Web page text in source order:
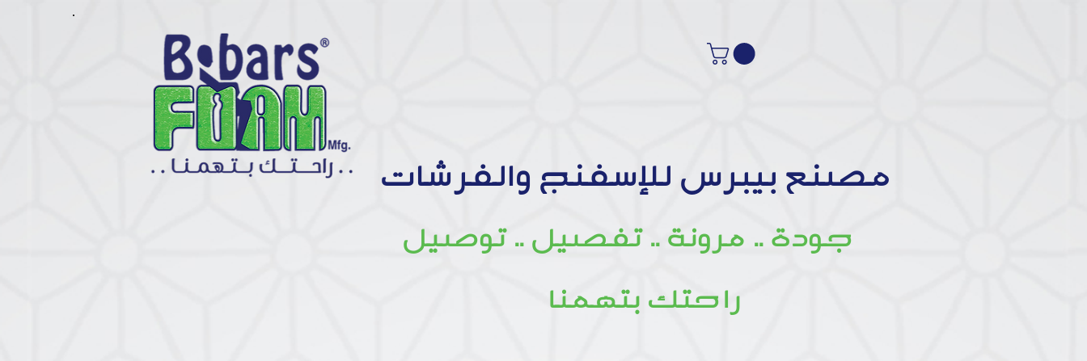
مصنع بيبرس للإسفنج والفرشات
جودة .. مرونة .. تفصيل .. توصيل
راحتك بتهمنا